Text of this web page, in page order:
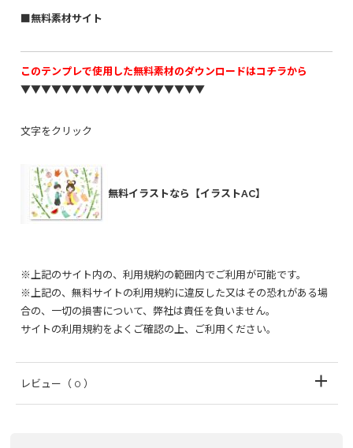
■無料素材サイト
このテンプレで使用した無料素材のダウンロードはコチラから
▼▼▼▼▼▼▼▼▼▼▼▼▼▼▼▼▼▼
文字をクリック
無料イラストなら【イラストAC】
※上記のサイト内の、利用規約の範囲内でご利用が可能です。
※上記の、無料サイトの利用規約に違反した又はその恐れがある場
合の、一切の損害について、弊社は責任を負いません。
サイトの利用規約をよくご確認の上、ご利用ください。
レビュー （ 0 ）